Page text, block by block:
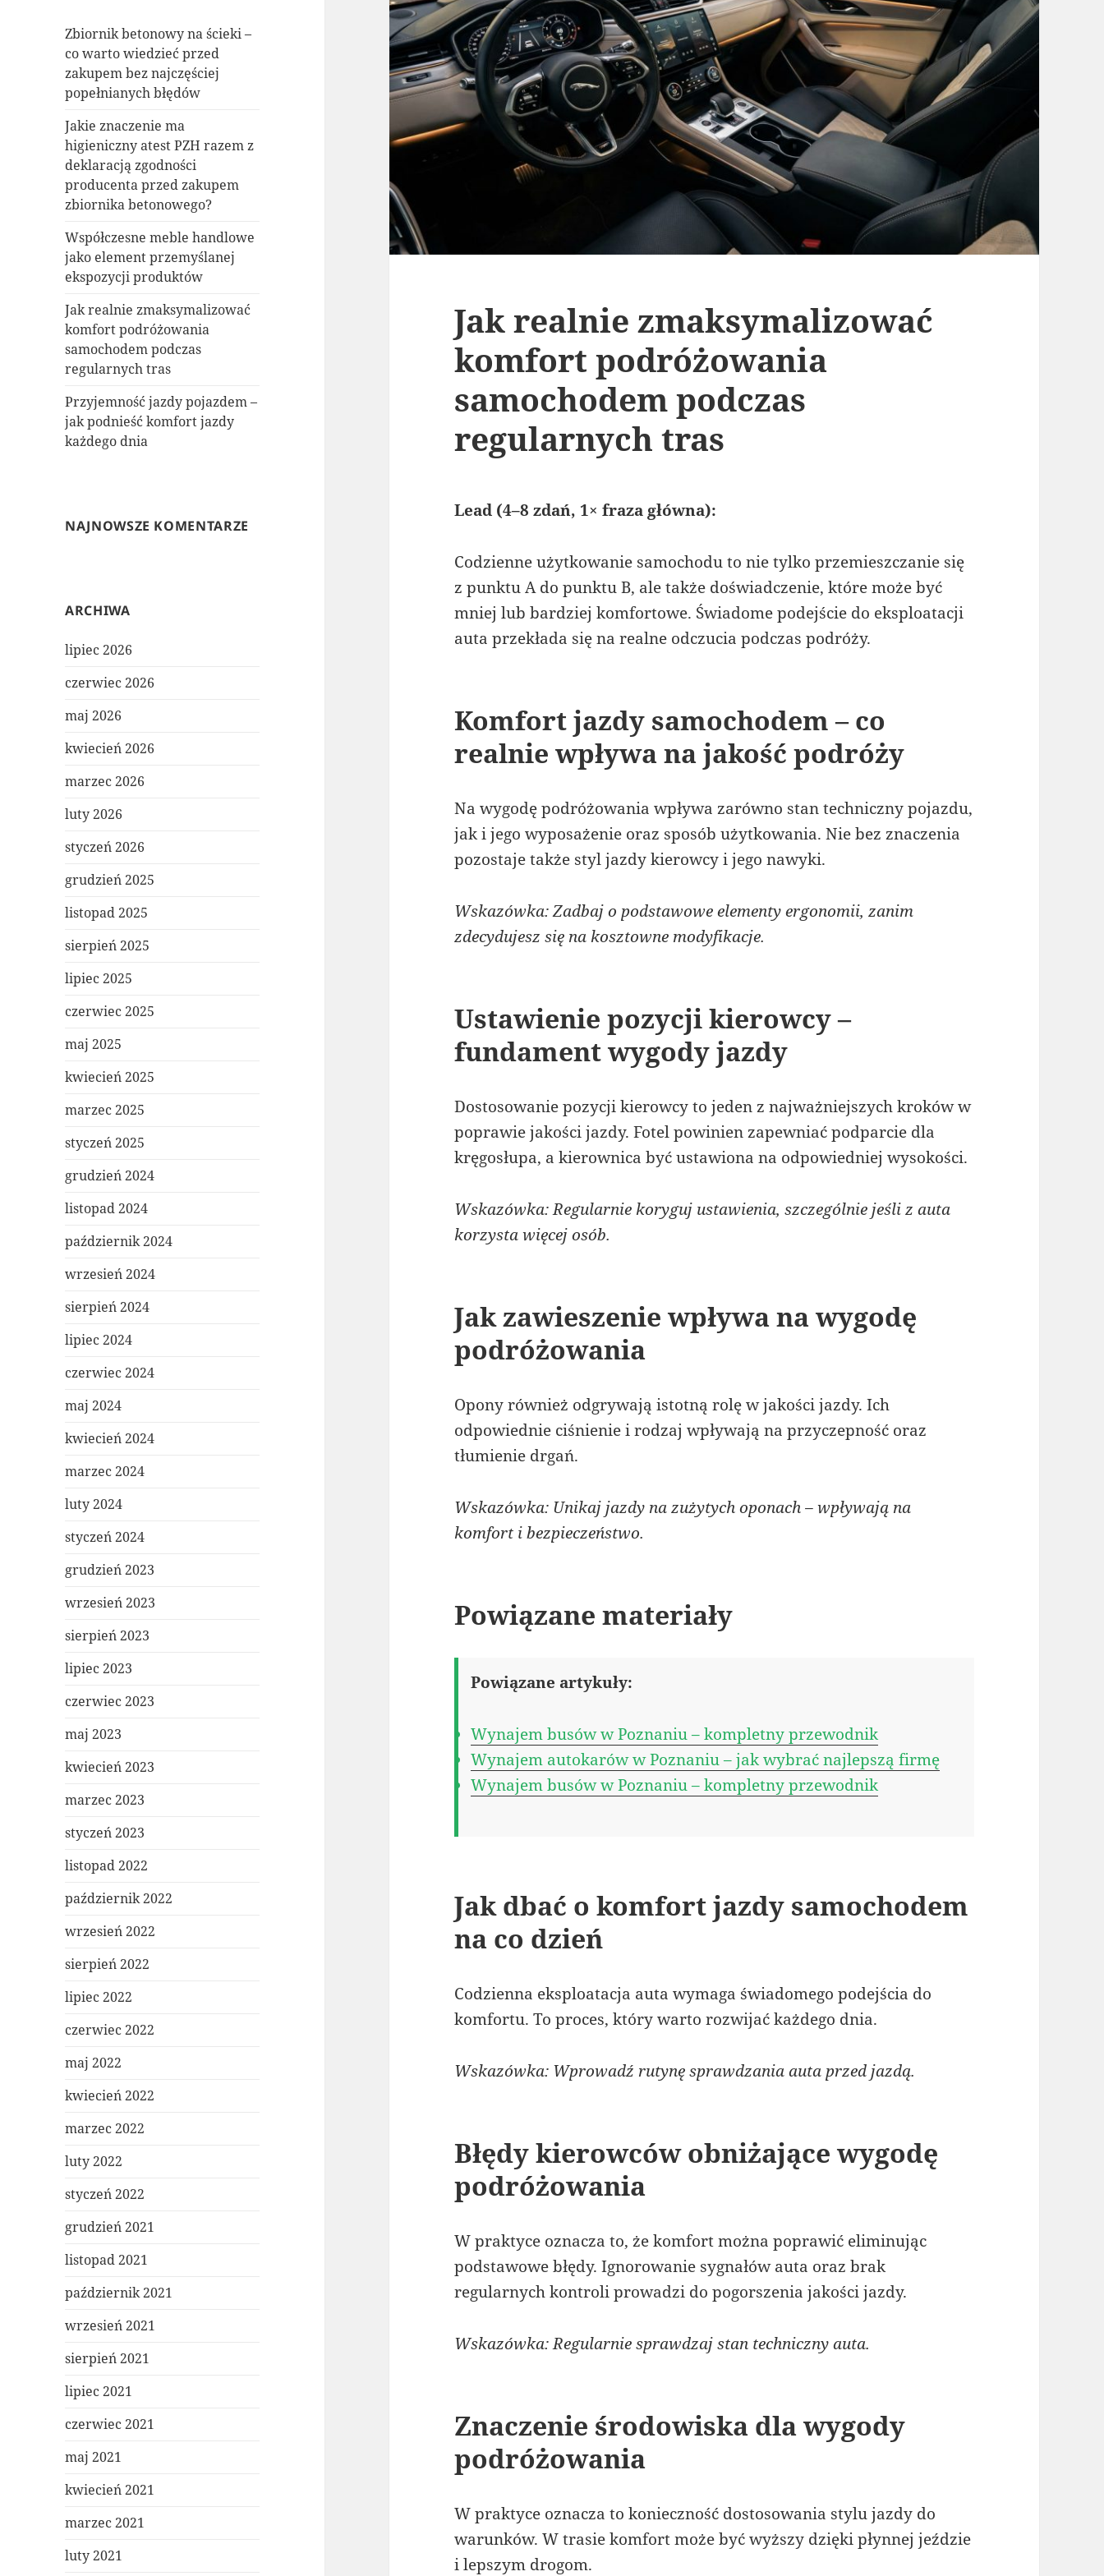
Zbiornik betonowy na ścieki –
co warto wiedzieć przed
zakupem bez najczęściej
popełnianych błędów
Jakie znaczenie ma
higieniczny atest PZH razem z
deklaracją zgodności
producenta przed zakupem
zbiornika betonowego?
Współczesne meble handlowe
jako element przemyślanej
ekspozycji produktów
Jak realnie zmaksymalizować
komfort podróżowania
samochodem podczas
regularnych tras
Przyjemność jazdy pojazdem –
jak podnieść komfort jazdy
każdego dnia
NAJNOWSZE KOMENTARZE
ARCHIWA
lipiec 2026
czerwiec 2026
maj 2026
kwiecień 2026
marzec 2026
luty 2026
styczeń 2026
grudzień 2025
listopad 2025
sierpień 2025
lipiec 2025
czerwiec 2025
maj 2025
kwiecień 2025
marzec 2025
styczeń 2025
grudzień 2024
listopad 2024
październik 2024
wrzesień 2024
sierpień 2024
lipiec 2024
czerwiec 2024
maj 2024
kwiecień 2024
marzec 2024
luty 2024
styczeń 2024
grudzień 2023
wrzesień 2023
sierpień 2023
lipiec 2023
czerwiec 2023
maj 2023
kwiecień 2023
marzec 2023
styczeń 2023
listopad 2022
październik 2022
wrzesień 2022
sierpień 2022
lipiec 2022
czerwiec 2022
maj 2022
kwiecień 2022
marzec 2022
luty 2022
styczeń 2022
grudzień 2021
listopad 2021
październik 2021
wrzesień 2021
sierpień 2021
lipiec 2021
czerwiec 2021
maj 2021
kwiecień 2021
marzec 2021
luty 2021
Jak realnie zmaksymalizować
komfort podróżowania
samochodem podczas
regularnych tras
Lead (4–8 zdań, 1× fraza główna):
Codzienne użytkowanie samochodu to nie tylko przemieszczanie się
z punktu A do punktu B, ale także doświadczenie, które może być
mniej lub bardziej komfortowe. Świadome podejście do eksploatacji
auta przekłada się na realne odczucia podczas podróży.
Komfort jazdy samochodem – co
realnie wpływa na jakość podróży
Na wygodę podróżowania wpływa zarówno stan techniczny pojazdu,
jak i jego wyposażenie oraz sposób użytkowania. Nie bez znaczenia
pozostaje także styl jazdy kierowcy i jego nawyki.
Wskazówka: Zadbaj o podstawowe elementy ergonomii, zanim
zdecydujesz się na kosztowne modyfikacje.
Ustawienie pozycji kierowcy –
fundament wygody jazdy
Dostosowanie pozycji kierowcy to jeden z najważniejszych kroków w
poprawie jakości jazdy. Fotel powinien zapewniać podparcie dla
kręgosłupa, a kierownica być ustawiona na odpowiedniej wysokości.
Wskazówka: Regularnie koryguj ustawienia, szczególnie jeśli z auta
korzysta więcej osób.
Jak zawieszenie wpływa na wygodę
podróżowania
Opony również odgrywają istotną rolę w jakości jazdy. Ich
odpowiednie ciśnienie i rodzaj wpływają na przyczepność oraz
tłumienie drgań.
Wskazówka: Unikaj jazdy na zużytych oponach – wpływają na
komfort i bezpieczeństwo.
Powiązane materiały
Powiązane artykuły:
Wynajem busów w Poznaniu – kompletny przewodnik
Wynajem autokarów w Poznaniu – jak wybrać najlepszą firmę
Wynajem busów w Poznaniu – kompletny przewodnik
Jak dbać o komfort jazdy samochodem
na co dzień
Codzienna eksploatacja auta wymaga świadomego podejścia do
komfortu. To proces, który warto rozwijać każdego dnia.
Wskazówka: Wprowadź rutynę sprawdzania auta przed jazdą.
Błędy kierowców obniżające wygodę
podróżowania
W praktyce oznacza to, że komfort można poprawić eliminując
podstawowe błędy. Ignorowanie sygnałów auta oraz brak
regularnych kontroli prowadzi do pogorszenia jakości jazdy.
Wskazówka: Regularnie sprawdzaj stan techniczny auta.
Znaczenie środowiska dla wygody
podróżowania
W praktyce oznacza to konieczność dostosowania stylu jazdy do
warunków. W trasie komfort może być wyższy dzięki płynnej jeździe
i lepszym drogom.